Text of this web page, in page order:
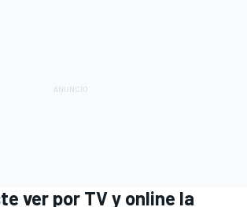
ver por TV y online la